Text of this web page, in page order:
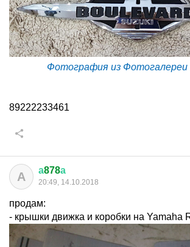
Фотография из Фотогалереи
89222233461
А а878а
20:49, 14.10.2018
продам:
- крышки движка и коробки на Yamaha